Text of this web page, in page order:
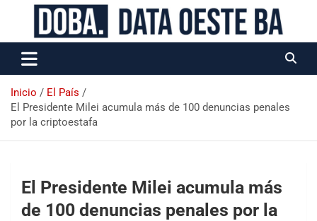
Data Oeste BA
Inicio
El País
El Presidente Milei acumula más de 100 denuncias penales
por la criptoestafa
El Presidente Milei acumula más
de 100 denuncias penales por la